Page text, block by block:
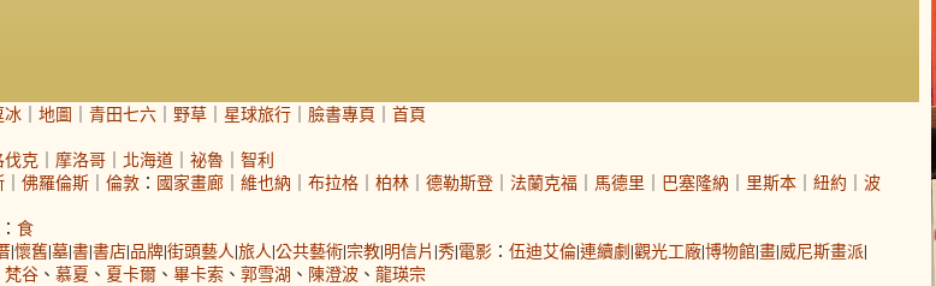
冰 ｜ 地圖 ｜ 青田七六 ｜ 野草 ｜ 星球旅行 ｜ 臉書專頁 ｜ 首頁
伐克 ｜ 摩洛哥 ｜ 北海道 ｜ 祕魯 ｜ 智利
｜ 佛羅倫斯 ｜ 倫敦 ： 國家畫廊 ｜ 維也納 ｜ 布拉格 ｜ 柏林 ｜ 德勒斯登 ｜ 法蘭克福 ｜ 馬德里 ｜ 巴塞隆納 ｜ 里斯本 ｜ 紐約 ｜ 波
： 食
|懷舊|墓|書|書店|品牌|街頭藝人|旅人|公共藝術|宗教|明信片 |秀|電影 ： 伍迪艾倫|連續劇|觀光工廠|博物館|畫|威尼斯畫派|
梵谷 、 慕夏 、 夏卡爾 、 畢卡索 、 郭雪湖 、 陳澄波 、 龍瑛宗